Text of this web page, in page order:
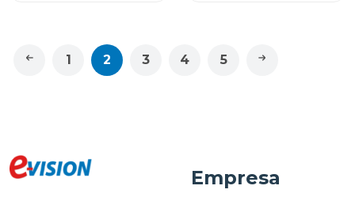
1 2 3 4 5
Empresa